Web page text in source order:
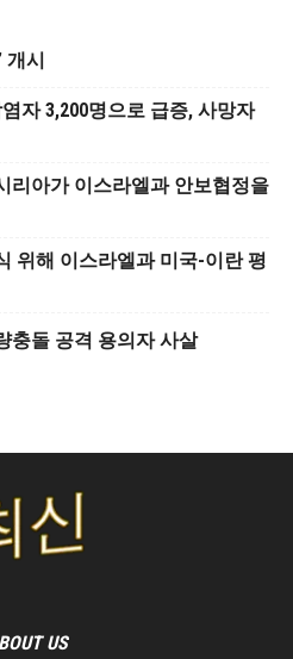
시
자 3,200명으로 급증, 사망자
리아가 이스라엘과 안보협정을
위해 이스라엘과 미국-이란 평
충돌 공격 용의자 사살
US